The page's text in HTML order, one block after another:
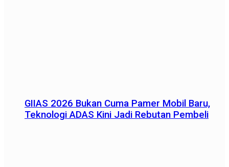
GIIAS 2026 Bukan Cuma Pamer Mobil Baru,
Teknologi ADAS Kini Jadi Rebutan Pembeli